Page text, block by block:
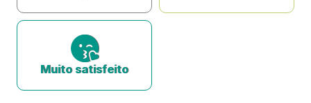
Muito satisfeito